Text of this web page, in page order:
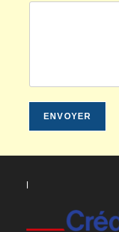
ENVOYER